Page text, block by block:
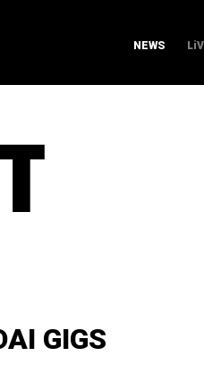
NEWS
GIGS